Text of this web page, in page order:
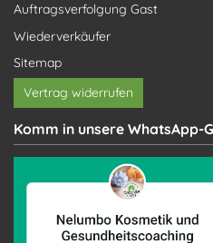
Auftragsverfolgung Gast
Wiederverkäufer
Sitemap
Vertrag widerrufen
Komm in unsere WhatsApp-